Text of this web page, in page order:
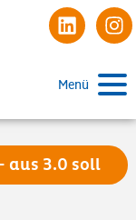
Menü
aus 3.0 soll